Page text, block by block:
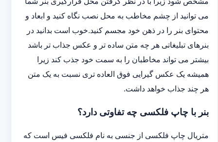
می توانید از چشم مخاطب به محل نصب نگاه کنید و ابعاد و
محتوای بنر را در ذهن خود مجسم کنید.خوب است بدانید در
بنرهای تبلیغاتی هر چه متن ساده تر و عکس جذاب تر باشد
بیشتر می تواند مخاطبان را به سمت خود جذب کند زیرا
همیشه یک عکس گیرایی فوق العاده تری نسبت به یک متن
هر چند جذاب خواهد داشت.
بنر با چاپ فلکسی چه تفاوتی دارد؟
متریال چاپ فلکسی از جنسی به نام فلکسی فیس است که